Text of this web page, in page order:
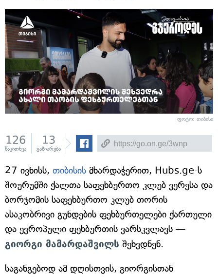
ფოტო: თიბისი
126
წაკითხვა
13
გაზიარება
27 ივნისს, თიბისის მხარდაჭერით, Hubs.ge-ს
შოურუმში ქალთა საფეხბურთო კლუბ ვერესა და
ბორჯომის საფეხბურთო კლუბ თორის
ასაკობრივი გუნდების ფეხბურთელები ქართული
და ევროპული ფეხბურთის ვარსკვლავს —
გიორგი მამარდაშვილს შეხვდნენ.
საგანგებოდ ამ დღისთვის, გიორგისთან